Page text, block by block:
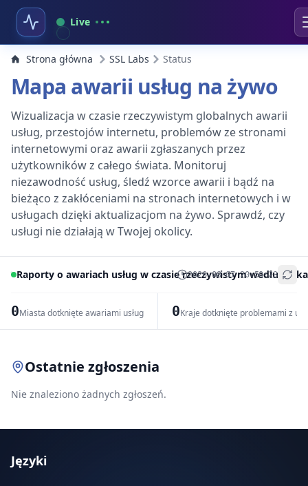
Live
Strona główna SSL Labs Status
Mapa awarii usług na żywo
Wizualizacja w czasie rzeczywistym globalnych awarii
usług, przestojów internetu, problemów ze stronami
internetowymi oraz awarii zgłaszanych przez
użytkowników z całego świata. Monitoruj
niezawodność usług, śledź wzorce awarii i bądź na
bieżąco z zakłóceniami na stronach internetowych i w
usługach dzięki aktualizacjom na żywo. Sprawdź, czy
usługi nie działają w Twojej okolicy.
Raporty o awariach usług w czasie rzeczywistym według
2026-08-07 20:50:23
0Miasta dotknięte awariami usług 0Kraje dotknięte problemami z
+
Ostatnie zgłoszenia
Nie znaleziono żadnych zgłoszeń.
Języki